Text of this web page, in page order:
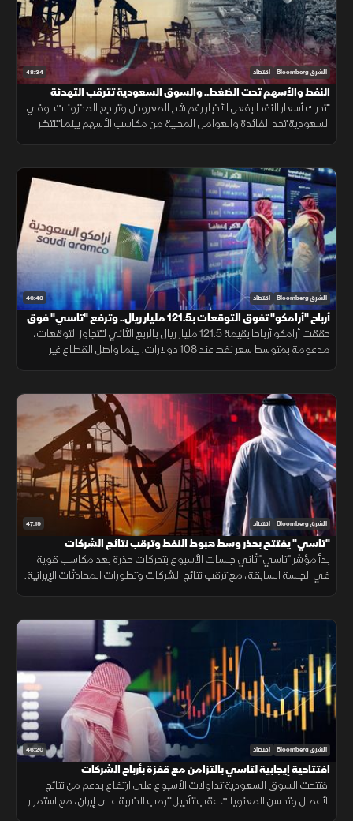
48:34 الشرق Bloomberg اقتصاد
النفط والأسهم تحت الضغط.. والسوق السعودية تترقب التهدئة
تتحرك أسعار النفط بفعل الأخبار رغم شح المعروض وتراجع المخزونات. وفي
السعودية تحد الفائدة والعوامل المحلية من مكاسب الأسهم بينما تنتظر
46:43 الشرق Bloomberg اقتصاد
أرباح "أرامكو" تفوق التوقعات بـ121.5 مليار ريال.. وترفع "تاسي" فوق
10800 نقطة
حققت أرامكو أرباحا بقيمة 121.5 مليار ريال بالربع الثاني لتتجاوز التوقعات،
مدعومة بمتوسط سعر نفط عند 108 دولارات. بينما واصل القطاع غير
47:19 الشرق Bloomberg اقتصاد
"تاسي" يفتتح بحذر وسط هبوط النفط وترقب نتائج الشركات
بدأ مؤشر "تاسي" ثاني جلسات الأسبوع بتحركات حذرة بعد مكاسب قوية
في الجلسة السابقة، مع ترقب نتائج الشركات وتطورات المحادثات الإيرانية.
46:20 الشرق Bloomberg اقتصاد
افتتاحية إيجابية لتاسي بالتزامن مع قفزة بأرباح الشركات
افتتحت السوق السعودية تداولات الأسبوع على ارتفاع بدعم من نتائج
الأعمال وتحسن المعنويات عقب تأجيل ترمب الضربة على إيران، مع استمرار